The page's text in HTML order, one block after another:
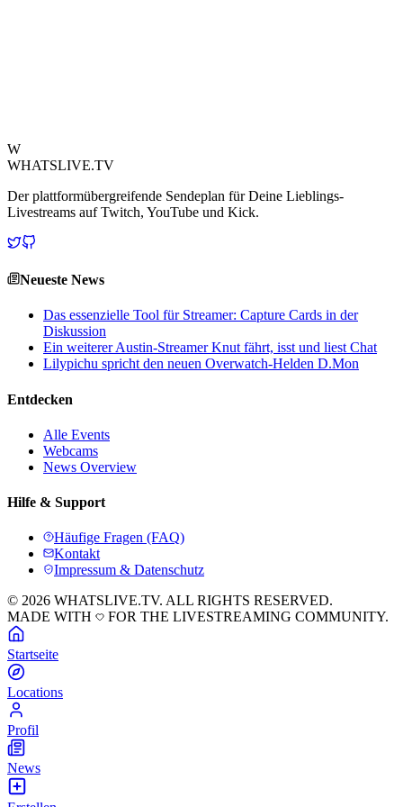
W
WHATSLIVE.TV
Der plattformübergreifende Sendeplan für Deine Lieblings-
Livestreams auf Twitch, YouTube und Kick.
Neueste News
Das essenzielle Tool für Streamer: Capture Cards in der
Diskussion
Ein weiterer Austin-Streamer Knut fährt, isst und liest Chat
Lilypichu spricht den neuen Overwatch-Helden D.Mon
Entdecken
Alle Events
Webcams
News Overview
Hilfe & Support
Häufige Fragen (FAQ)
Kontakt
Impressum & Datenschutz
© 2026 WHATSLIVE.TV. ALL RIGHTS RESERVED.
MADE WITH
FOR THE LIVESTREAMING COMMUNITY.
Startseite
Locations
Profil
News